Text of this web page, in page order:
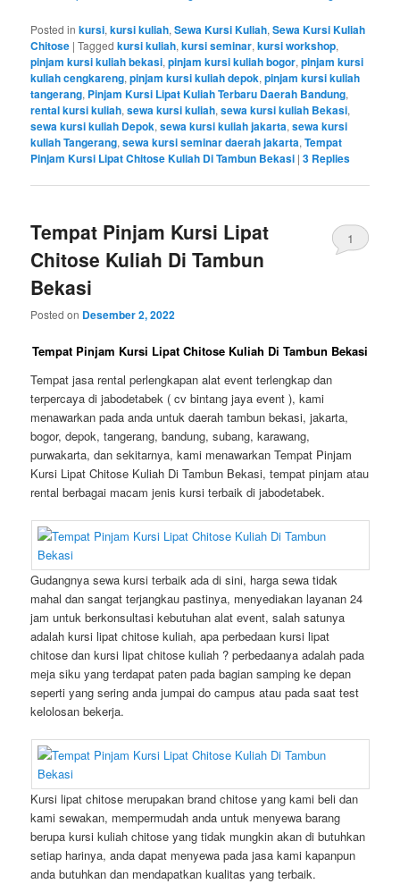
Posted in kursi,kursi kuliah,Sewa Kursi Kuliah,Sewa Kursi Kuliah
Chitose |Tagged kursi kuliah,kursi seminar,kursi workshop,
pinjam kursi kuliah bekasi,pinjam kursi kuliah bogor,pinjam kursi
kuliah cengkareng,pinjam kursi kuliah depok,pinjam kursi kuliah
tangerang, Pinjam Kursi Lipat Kuliah Terbaru Daerah Bandung,
rental kursi kuliah,sewa kursi kuliah,sewa kursi kuliah Bekasi,
sewa kursi kuliah Depok,sewa kursi kuliah jakarta,sewa kursi
kuliah Tangerang,sewa kursi seminar daerah jakarta,Tempat
Pinjam Kursi Lipat Chitose Kuliah Di Tambun Bekasi |3 Replies
Tempat Pinjam Kursi Lipat
Chitose Kuliah Di Tambun
Bekasi
Posted on Desember 2, 2022
1
Tempat Pinjam Kursi Lipat Chitose Kuliah Di Tambun Bekasi
Tempat jasa rental perlengkapan alat event terlengkap dan
terpercaya di jabodetabek ( cv bintang jaya event ), kami
menawarkan pada anda untuk daerah tambun bekasi, jakarta,
bogor, depok, tangerang, bandung, subang, karawang,
purwakarta, dan sekitarnya, kami menawarkan Tempat Pinjam
Kursi Lipat Chitose Kuliah Di Tambun Bekasi, tempat pinjam atau
rental berbagai macam jenis kursi terbaik di jabodetabek.
Gudangnya sewa kursi terbaik ada di sini, harga sewa tidak
mahal dan sangat terjangkau pastinya, menyediakan layanan 24
jam untuk berkonsultasi kebutuhan alat event, salah satunya
adalah kursi lipat chitose kuliah, apa perbedaan kursi lipat
chitose dan kursi lipat chitose kuliah ? perbedaanya adalah pada
meja siku yang terdapat paten pada bagian samping ke depan
seperti yang sering anda jumpai do campus atau pada saat test
kelolosan bekerja.
Kursi lipat chitose merupakan brand chitose yang kami beli dan
kami sewakan, mempermudah anda untuk menyewa barang
berupa kursi kuliah chitose yang tidak mungkin akan di butuhkan
setiap harinya, anda dapat menyewa pada jasa kami kapanpun
anda butuhkan dan mendapatkan kualitas yang terbaik.